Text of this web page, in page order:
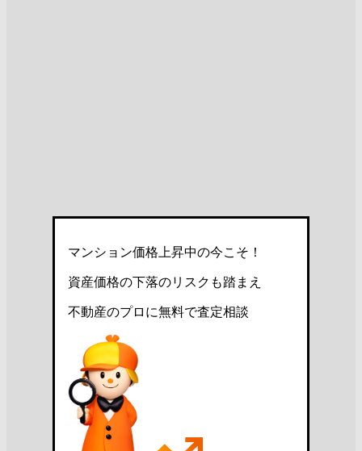
マンション価格上昇中の今こそ！
資産価格の下落のリスクも踏まえ
不動産のプロに無料で査定相談